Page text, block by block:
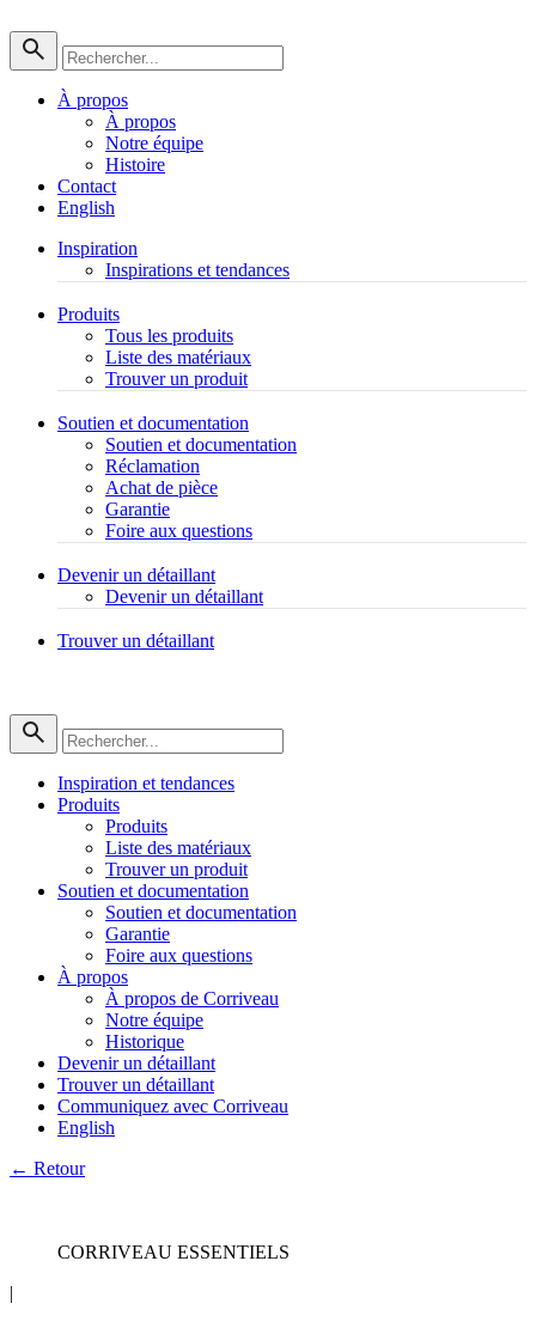
À propos
À propos
Notre équipe
Histoire
Contact
English
Inspiration
Inspirations et tendances
Produits
Tous les produits
Liste des matériaux
Trouver un produit
Soutien et documentation
Soutien et documentation
Réclamation
Achat de pièce
Garantie
Foire aux questions
Devenir un détaillant
Devenir un détaillant
Trouver un détaillant
Inspiration et tendances
Produits
Produits
Liste des matériaux
Trouver un produit
Soutien et documentation
Soutien et documentation
Garantie
Foire aux questions
À propos
À propos de Corriveau
Notre équipe
Historique
Devenir un détaillant
Trouver un détaillant
Communiquez avec Corriveau
English
← Retour
CORRIVEAU ESSENTIELS
|